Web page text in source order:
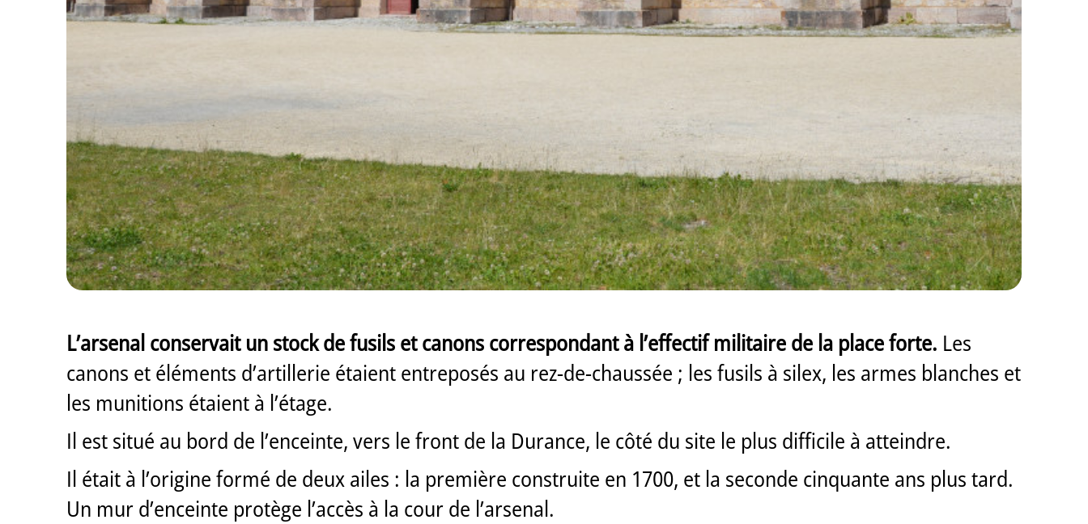
L’arsenal conservait un stock de fusils et canons correspondant à l’effectif militaire de la place forte. Les
canons et éléments d’artillerie étaient entreposés au rez-de-chaussée ; les fusils à silex, les armes blanches et
les munitions étaient à l’étage.
Il est situé au bord de l’enceinte, vers le front de la Durance, le côté du site le plus difficile à atteindre.
Il était à l’origine formé de deux ailes : la première construite en 1700, et la seconde cinquante ans plus tard.
Un mur d’enceinte protège l’accès à la cour de l’arsenal.